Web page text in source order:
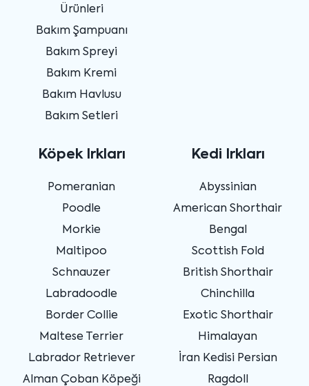
Ürünleri
Bakım Şampuanı
Bakım Spreyi
Bakım Kremi
Bakım Havlusu
Bakım Setleri
Köpek Irkları
Pomeranian
Poodle
Morkie
Maltipoo
Schnauzer
Labradoodle
Border Collie
Maltese Terrier
Labrador Retriever
Alman Çoban Köpeği
Kedi Irkları
Abyssinian
American Shorthair
Bengal
Scottish Fold
British Shorthair
Chinchilla
Exotic Shorthair
Himalayan
İran Kedisi Persian
Ragdoll